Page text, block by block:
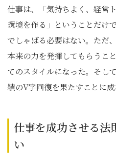
仕事は、「気持ちよく、経営
環境を作る」ということだけで
でしゃばる必要はない。ただ
本来の力を発揮してもらうこ
てのスタイルになった。そし
績のV字回復を果たすことに成
仕事を成功させる法
い